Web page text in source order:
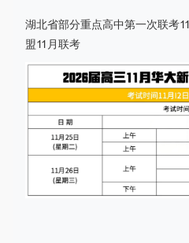
湖北省部分重点高中第一次联考
盟11月联考